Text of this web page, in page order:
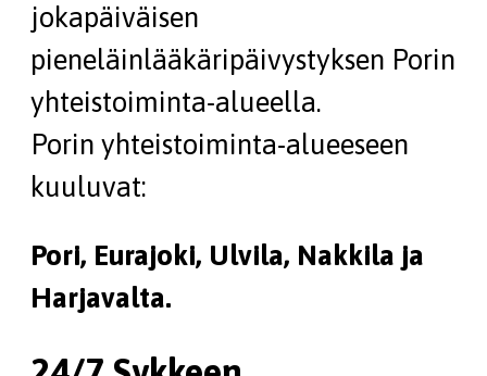
jokapäiväisen
pieneläinlääkäripäivystyksen Porin
yhteistoiminta-alueella.
Porin yhteistoiminta-alueeseen
kuuluvat:
Pori, Eurajoki, Ulvila, Nakkila ja
Harjavalta.